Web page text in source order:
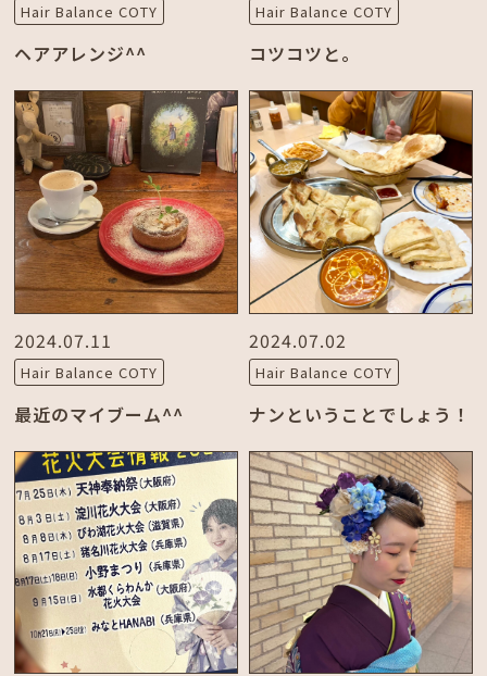
Hair Balance COTY
ヘアアレンジ^^
Hair Balance COTY
コツコツと。
2024.07.11
Hair Balance COTY
最近のマイブーム^^
2024.07.02
Hair Balance COTY
ナンということでしょう！